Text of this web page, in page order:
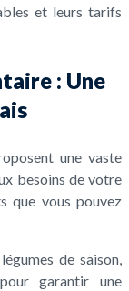
et leurs tarifs
: Une
une vaste
besoins de votre
que vous pouvez
de saison,
garantir une